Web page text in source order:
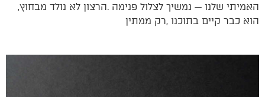
‬האמיתי‭ ‬שלנו‭ ‬‮—‬‭ ‬נמשיך‭ ‬לצלול‭ ‬פנימה‭. ‬הרצון‭ ‬לא‭ ‬נולד‭ ‬מבחוץ‭,
‬הוא‭ ‬כבר‭ ‬קיים‭ ‬בתוכנו‭, ‬רק‭ ‬ממתין‭